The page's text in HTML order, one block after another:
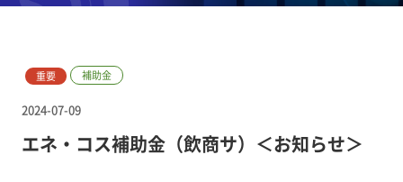
重要 補助金
2024-07-09
エネ・コス補助金（飲商サ）＜お知らせ＞